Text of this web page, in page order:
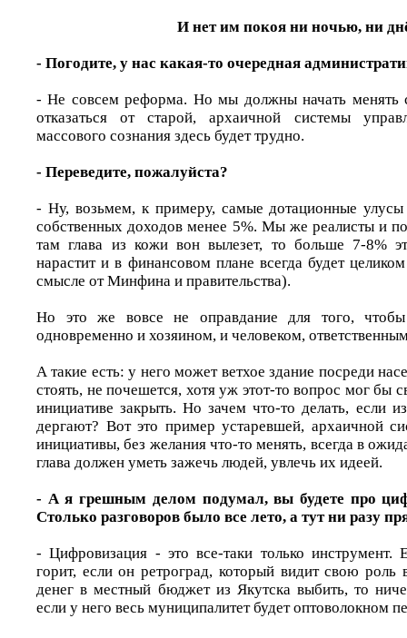
И нет им покоя ни ночью, ни
- Погодите, у нас какая-то очередная
- Не совсем реформа. Но мы должны начать менять
отказаться от старой, архаичной системы
массового сознания здесь будет трудно.
- Переведите, пожалуйста?
- Ну, возьмем, к примеру, самые дотационные
собственных доходов менее 5%. Мы же реалисты и
там глава из кожи вон вылезет, то больше 7-8%
нарастит и в финансовом плане всегда будет
смысле от Минфина и правительства).
Но это же вовсе не оправдание для того, чтобы
одновременно и хозяином, и человеком,
А такие есть: у него может ветхое здание посреди
стоять, не почешется, хотя уж этот-то вопрос мог бы
инициативе закрыть. Но зачем что-то делать, если
дергают? Вот это пример устаревшей, архаичной
инициативы, без желания что-то менять, всегда в
глава должен уметь зажечь людей, увлечь их идеей.
- А я грешным делом подумал, вы будете про
Столько разговоров было все лето, а тут ни разу
- Цифровизация - это все-таки только инструмент.
горит, если он ретроград, который видит свою
денег в местный бюджет из Якутска выбить, то
если у него весь муниципалитет будет оптоволокном